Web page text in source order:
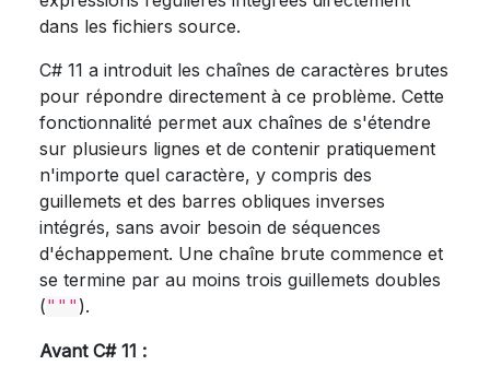
dans les fichiers source.
C# 11 a introduit les chaînes de caractères brutes
pour répondre directement à ce problème. Cette
fonctionnalité permet aux chaînes de s'étendre
sur plusieurs lignes et de contenir pratiquement
n'importe quel caractère, y compris des
guillemets et des barres obliques inverses
intégrés, sans avoir besoin de séquences
d'échappement. Une chaîne brute commence et
se termine par au moins trois guillemets doubles
(""" ).
Avant C# 11 :